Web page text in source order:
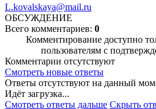
L.kovalskaya@mail.ru
ОБСУЖДЕНИЕ
Всего комментариев: 0
Комментирование доступно
пользователям с
Комментарии отсутствуют
Смотреть новые ответы
Ответы отсутствуют на данный
Идёт загрузка...
Смотреть ответы дальше Скрыть